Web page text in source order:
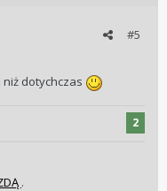
#5
dotychczas
2
.